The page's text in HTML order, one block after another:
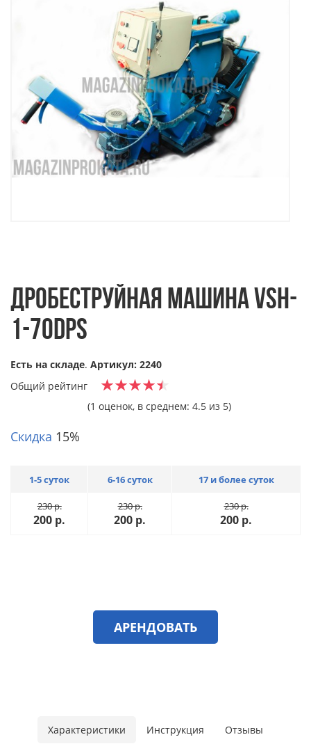
ДРОБЕСТРУЙНАЯ МАШИНА VSH-
1-70DPS
Есть на складе. Артикул: 2240
Общий рейтинг
(1 оценок, в среднем: 4.5 из 5)
Скидка 15%
1-5 суток 6-16 суток 17 и более суток
230р.
200 р.
230р.
200 р.
230р.
200 р.
АРЕНДОВАТЬ
Характеристики Инструкция Отзывы